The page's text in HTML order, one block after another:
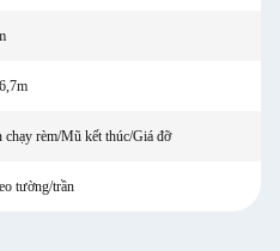
chạy rèm/Mũ kết thúc/Giá đỡ
tường/trần